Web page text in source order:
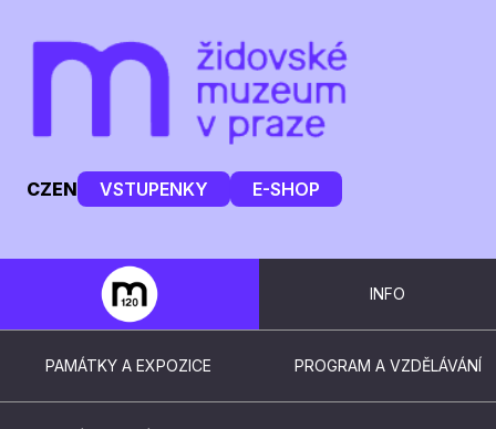
CZEN VSTUPENKY E-SHOP
INFO
PAMÁTKY A EXPOZICE PROGRAM A VZDĚLÁVÁNÍ